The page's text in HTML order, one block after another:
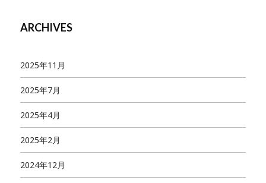
ARCHIVES
2025年11月
2025年7月
2025年4月
2025年2月
2024年12月